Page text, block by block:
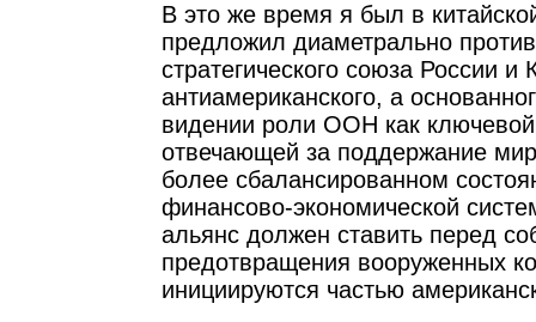
В это же время я был в
предложил диаметрально
стратегического союза России и
антиамериканского, а
видении роли ООН как ключевой
отвечающей за поддержание
более сбалансированном
финансово-экономической
альянс должен ставить перед
предотвращения вооруженных
инициируются частью